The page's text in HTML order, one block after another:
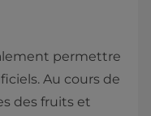
permettre
Au cours de
des fruits et